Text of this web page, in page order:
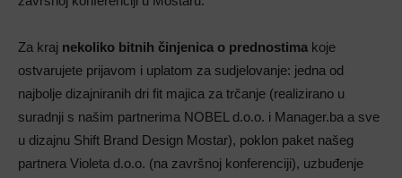
Za kraj nekoliko bitnih činjenica o prednostima koje
ostvarujete prijavom i uplatom za sudjelovanje: jedna od
najbolje dizajniranih dri fit majica za trčanje (realizirano u
suradnji s našim partnerima NOBEL d.o.o. i Manager.ba a sve
u dizajnu Shift Brand Design Mostar), poklon paket našeg
partnera Violeta d.o.o. (na završnoj konferenciji), uzbuđenje